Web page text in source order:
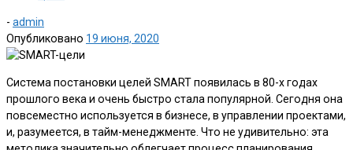
- admin
Опубликовано 19 июня, 2020
Система постановки целей SMART появилась в 80-х годах
прошлого века и очень быстро стала популярной. Сегодня она
повсеместно используется в бизнесе, в управлении проектами,
и, разумеется, в тайм-менеджменте. Что не удивительно: эта